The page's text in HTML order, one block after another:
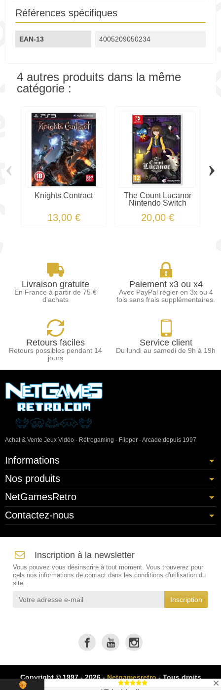
Références spécifiques
EAN-13 4005209050234
4 autres produits dans la même
catégorie :
Knights Contract
13,00 €
The Count Lucanor
Nintendo Switch
20,00 €
‹ ›
Livraison gratuite
En France à partir de 75 €
d'achats
Paiement x3 ou x4
Avec PayPal régler en 3x ou 4
fois sans frais supplémentaires.
Retours faciles
Retours possibles pendant 14
jours
Service client
Du lundi au samedi de 9h à 19h
Achat & Vente Jeux Vidéo - Rétrogaming - Flipper - Arcade depuis 1997
Informations
Nos produits
NetGamesRetro
Contactez-nous
Inscription à la newsletter
Vous pouvez vous désinscrire à tout moment. Vous trouverez pour
cela nos informations de contact dans les conditions d'utilisation du
site.
Copyright © 1997 - 2026 -Netgamesretro- Tous droits
réservés